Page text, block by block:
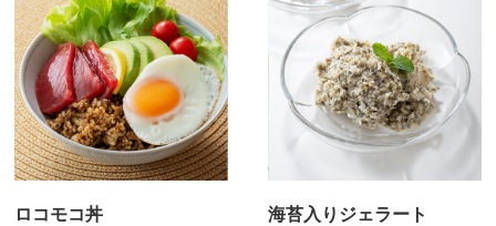
ロコモコ丼 海苔入りジェラート